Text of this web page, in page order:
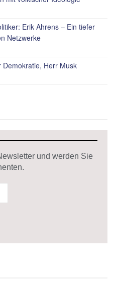
Erik Ahrens – Ein tiefer
Netzwerke
Herr Musk
und werden Sie